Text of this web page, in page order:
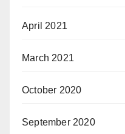
April 2021
March 2021
October 2020
September 2020